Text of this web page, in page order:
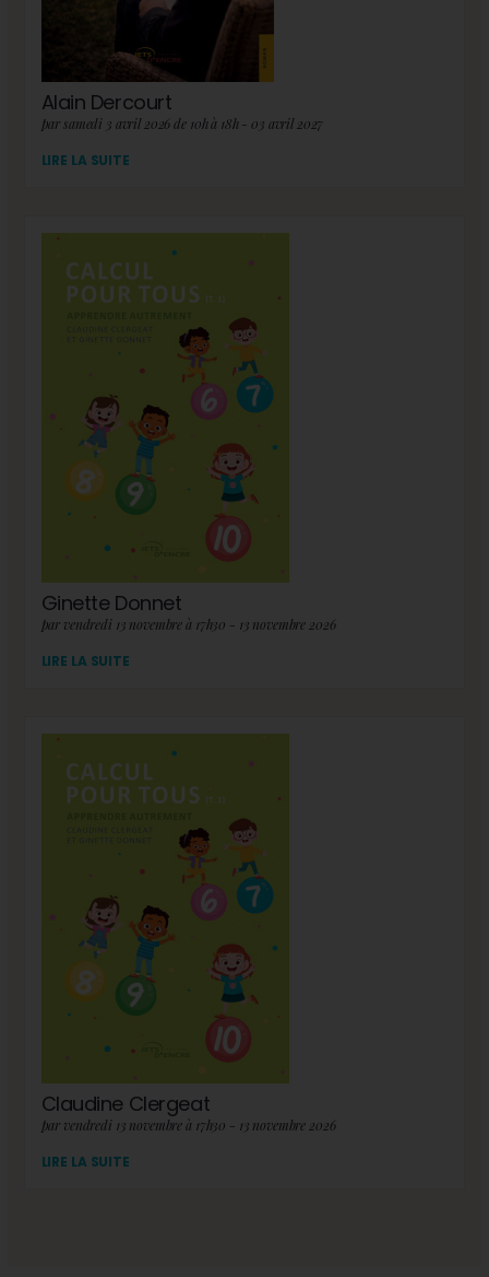
Alain Dercourt
par samedi 3 avril 2026 de 10h à 18h - 03 avril 2027
LIRE LA SUITE
Ginette Donnet
par vendredi 13 novembre à 17h30 - 13 novembre 2026
LIRE LA SUITE
Claudine Clergeat
par vendredi 13 novembre à 17h30 - 13 novembre 2026
LIRE LA SUITE